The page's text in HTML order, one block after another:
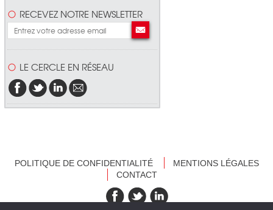
RECEVEZ NOTRE NEWSLETTER
LE CERCLE EN RÉSEAU
POLITIQUE DE CONFIDENTIALITÉ
MENTIONS LÉGALES
CONTACT